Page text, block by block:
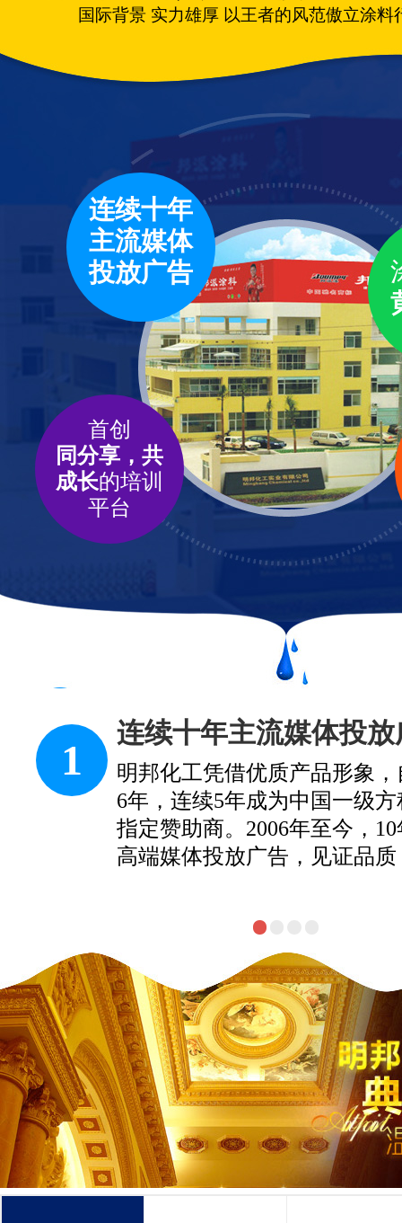
国际背景 实力雄厚 以王者的风范傲立涂料
连续十年
主流媒体
投放广告
首创
同分享，共
成长的培训
平台
1
连续十年主流媒体投放
明邦化工凭借优质产品形象，
6年，连续5年成为中国一级
指定赞助商。2006年至今，
高端媒体投放广告，见证品